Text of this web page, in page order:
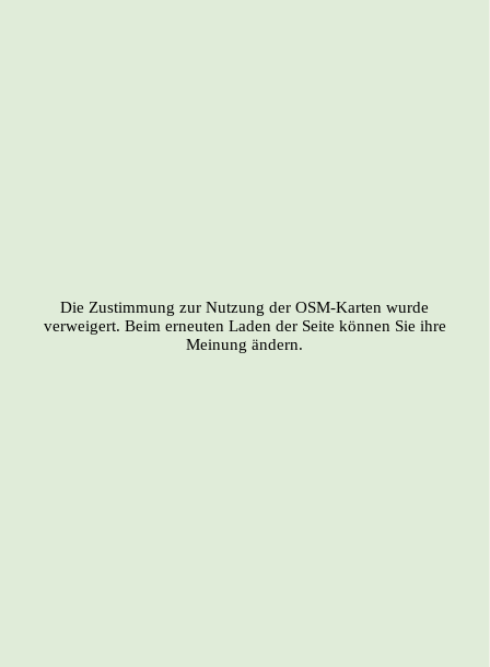
Die Zustimmung zur Nutzung der OSM-Karten wurde
verweigert. Beim erneuten Laden der Seite können Sie ihre
Meinung ändern.